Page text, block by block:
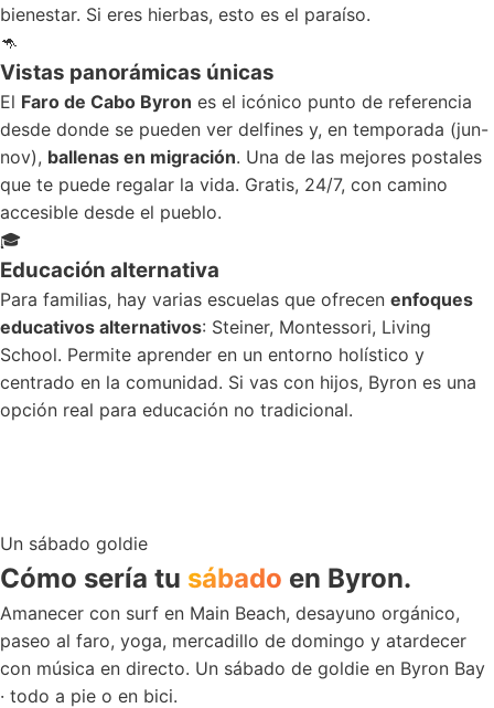
bienestar. Si eres hierbas, esto es el paraíso.
🦘
Vistas panorámicas únicas
El Faro de Cabo Byron es el icónico punto de referencia
desde donde se pueden ver delfines y, en temporada (jun-
nov), ballenas en migración. Una de las mejores postales
que te puede regalar la vida. Gratis, 24/7, con camino
accesible desde el pueblo.
🎓
Educación alternativa
Para familias, hay varias escuelas que ofrecen enfoques
educativos alternativos: Steiner, Montessori, Living
School. Permite aprender en un entorno holístico y
centrado en la comunidad. Si vas con hijos, Byron es una
opción real para educación no tradicional.
Un sábado goldie
Cómo sería tu sábado en Byron.
Amanecer con surf en Main Beach, desayuno orgánico,
paseo al faro, yoga, mercadillo de domingo y atardecer
con música en directo. Un sábado de goldie en Byron Bay
· todo a pie o en bici.